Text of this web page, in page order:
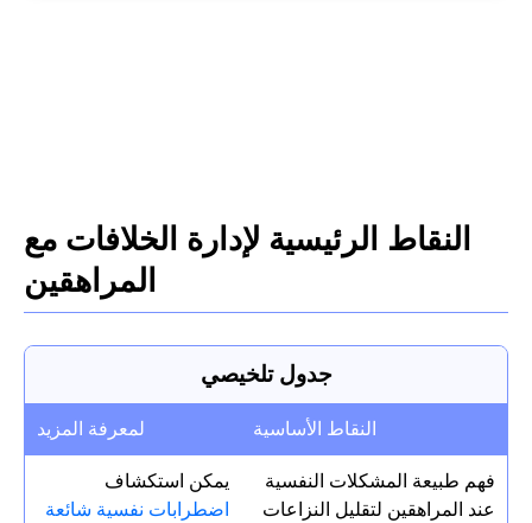
النقاط الرئيسية لإدارة الخلافات مع
المراهقين
جدول تلخيصي
النقاط الأساسية لمعرفة المزيد
فهم طبيعة المشكلات النفسية
عند المراهقين لتقليل النزاعات
يمكن استكشاف
اضطرابات نفسية شائعة